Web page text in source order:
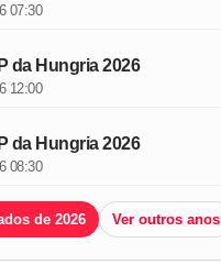
07:30
da Hungria 2026
12:00
da Hungria 2026
08:30
de 2026 Ver outros anos